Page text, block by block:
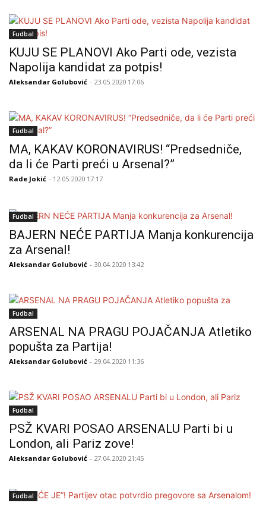
Fudbal
KUJU SE PLANOVI Ako Parti ode, vezista
Napolija kandidat za potpis!
Aleksandar Golubović - 23.05.2020 17:06
Fudbal
MA, KAKAV KORONAVIRUS! “Predsedniče,
da li će Parti preći u Arsenal?”
Rade Jokić - 12.05.2020 17:17
Fudbal
BAJERN NEĆE PARTIJA Manja konkurencija
za Arsenal!
Aleksandar Golubović - 30.04.2020 13:42
Fudbal
ARSENAL NA PRAGU POJAČANJA Atletiko
popušta za Partija!
Aleksandar Golubović - 29.04.2020 11:36
Fudbal
PSŽ KVARI POSAO ARSENALU Parti bi u
London, ali Pariz zove!
Aleksandar Golubović - 27.04.2020 21:45
Fudbal